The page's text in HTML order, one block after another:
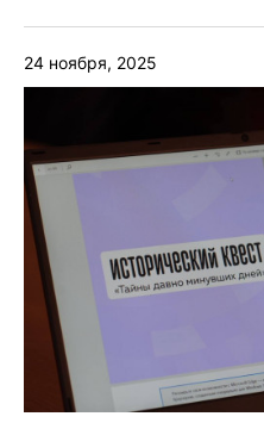
24 ноября, 2025